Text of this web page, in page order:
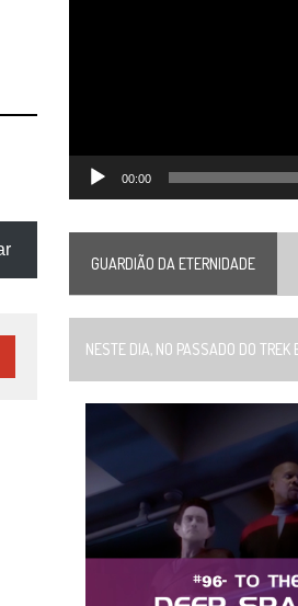
00:00
GUARDIÃO DA ETERNIDADE
NESTE DIA, NO PASSADO DO TREK